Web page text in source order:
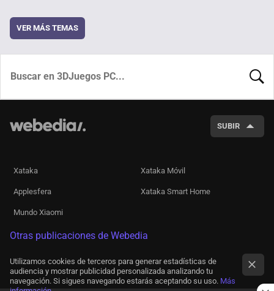
VER MÁS TEMAS
SUBIR
Xataka Xataka Móvil
Applesfera Xataka Smart Home
Mundo Xiaomi
Otras publicaciones de Webedia
Utilizamos cookies de terceros para generar estadísticas de
audiencia y mostrar publicidad personalizada analizando tu
navegación. Si sigues navegando estarás aceptando su uso. Más